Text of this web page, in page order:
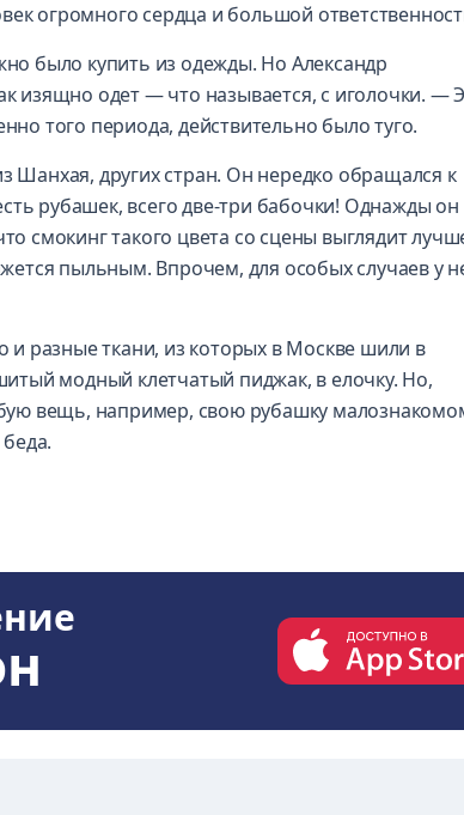
огромного сердца и большой
было купить из одежды. Но Александр
изящно одет — что называется, с иголочки. —
того периода, действительно было туго.
Шанхая, других стран. Он нередко обращался к
рубашек, всего две-три бабочки! Однажды он
смокинг такого цвета со сцены выглядит
пыльным. Впрочем, для особых случаев у
и разные ткани, из которых в Москве шили в
модный клетчатый пиджак, в елочку. Но,
вещь, например, свою рубашку